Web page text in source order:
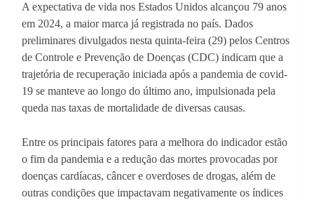
A expectativa de vida nos Estados Unidos alcançou 79 anos
em 2024, a maior marca já registrada no país. Dados
preliminares divulgados nesta quinta-feira (29) pelos Centros
de Controle e Prevenção de Doenças (CDC) indicam que a
trajetória de recuperação iniciada após a pandemia de covid-
19 se manteve ao longo do último ano, impulsionada pela
queda nas taxas de mortalidade de diversas causas.
Entre os principais fatores para a melhora do indicador estão
o fim da pandemia e a redução das mortes provocadas por
doenças cardíacas, câncer e overdoses de drogas, além de
outras condições que impactavam negativamente os índices